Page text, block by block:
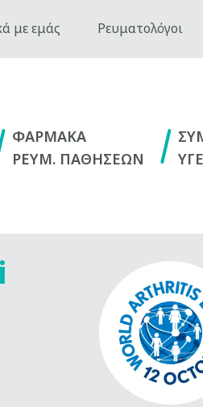
με εμάς Ρευματολόγοι
ΦΑΡΜΑΚΑ
ΡΕΥΜ. ΠΑΘΗΣΕΩΝ